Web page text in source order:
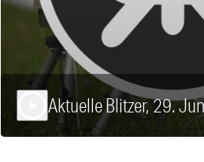
Aktuelle Blitzer, 29.